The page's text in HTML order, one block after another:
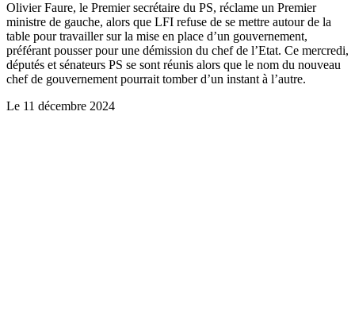
Olivier Faure, le Premier secrétaire du PS, réclame un Premier
ministre de gauche, alors que LFI refuse de se mettre autour de la
table pour travailler sur la mise en place d’un gouvernement,
préférant pousser pour une démission du chef de l’Etat. Ce mercredi,
députés et sénateurs PS se sont réunis alors que le nom du nouveau
chef de gouvernement pourrait tomber d’un instant à l’autre.
Le 11 décembre 2024